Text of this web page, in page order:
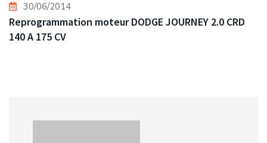
30/06/2014
Reprogrammation moteur DODGE JOURNEY 2.0 CRD
140 A 175 CV